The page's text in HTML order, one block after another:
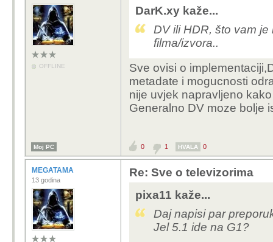
OFFLINE
DarK.xy kaže...
DV ili HDR, što vam
filma/izvora..
Sve ovisi o
metadate i mogucnosti
nije uvjek napravljeno
Generalno DV moze bolje
Moj PC 0 1 HVALA 0
MEGATAMA
13 godina
Re: Sve o televizorima
pixa11 kaže...
Daj napisi par
Jel 5.1 ide na G1?